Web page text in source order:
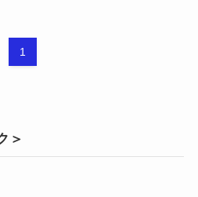
1
＞